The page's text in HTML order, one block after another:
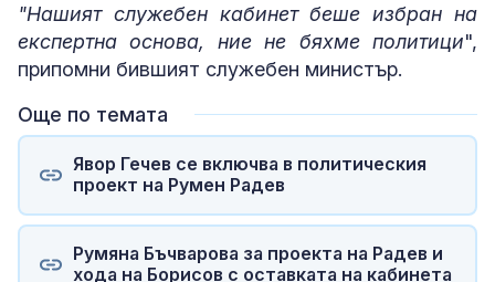
"Нашият служебен кабинет беше избран на
експертна основа, ние не бяхме политици",
припомни бившият служебен министър.
Още по темата
Явор Гечев се включва в политическия
проект на Румен Радев
Румяна Бъчварова за проекта на Радев и
хода на Борисов с оставката на кабинета